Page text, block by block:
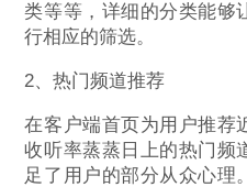
类等等，详细的分类能够
行相应的筛选。
2、热门频道推荐
在客户端首页为用户推荐
收听率蒸蒸日上的热门频
足了用户的部分从众心理